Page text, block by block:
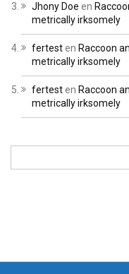
Jhony Doe en
metrically irksomely
fertesten Raccoon
metrically irksomely
fertesten Raccoon
metrically irksomely